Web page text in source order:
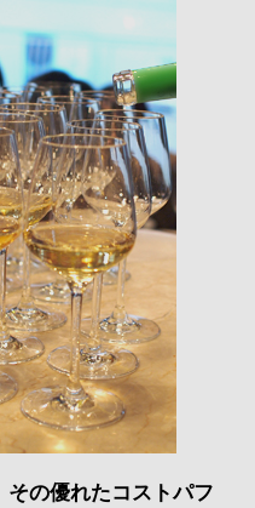
その優れたコストパフ